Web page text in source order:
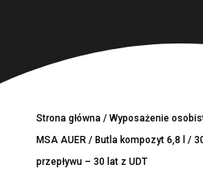
Strona główna/ Wyposażenie
MSA AUER/ Butla kompozyt 6,8 l /
przepływu – 30 lat z UDT